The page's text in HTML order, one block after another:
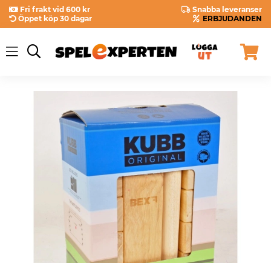
Fri frakt vid 600 kr
Snabba leveranser
Öppet köp 30 dagar
ERBJUDANDEN